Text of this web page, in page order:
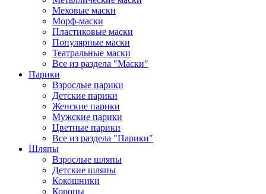
Меховые маски
Морф-маски
Пластиковые маски
Популярные маски
Театральные маски
Все из раздела "Маски"
Парики
Взрослые парики
Детские парики
Женские парики
Мужские парики
Цветные парики
Все из раздела "Парики"
Шляпы
Взрослые шляпы
Детские шляпы
Кокошники
Короны